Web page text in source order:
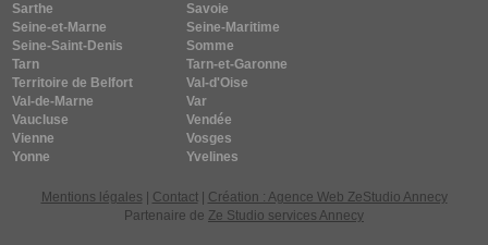
Sarthe
Savoie
Seine-et-Marne
Seine-Maritime
Seine-Saint-Denis
Somme
Tarn
Tarn-et-Garonne
Territoire de Belfort
Val-d'Oise
Val-de-Marne
Var
Vaucluse
Vendée
Vienne
Vosges
Yonne
Yvelines
Mentions légales Contact|
Création : Agence Web ZeStudio Annecy
Partenaire de Ze Studio services Annecy